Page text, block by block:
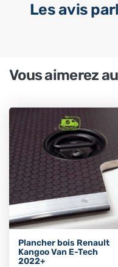
Les avis
Vous aimerez
Plancher bois Renault
Kangoo Van E-Tech
2022+